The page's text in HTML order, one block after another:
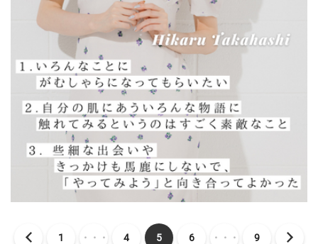
1 ・・・ 4 5 6 ・・・ 9